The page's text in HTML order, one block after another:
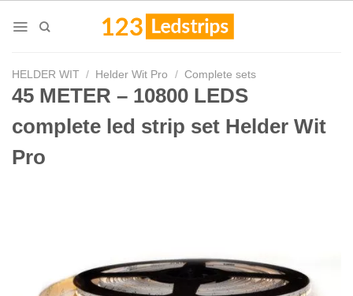
HELDER WIT / Helder Wit Pro / Complete sets
45 METER – 10800 LEDS
complete led strip set Helder Wit
Pro